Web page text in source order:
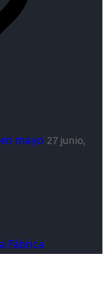
mayo 27 junio,
Fábrica